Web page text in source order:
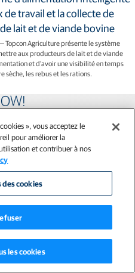
travail et la collecte de
lait et de viande bovine
Topcon Agriculture présente le système
aux producteurs de lait et de viande
et d'avoir une visibilité en temps
sèche, les rebus et les rations.
», vous acceptez le
pour améliorer la
et contribuer à nos
cookies
les cookies